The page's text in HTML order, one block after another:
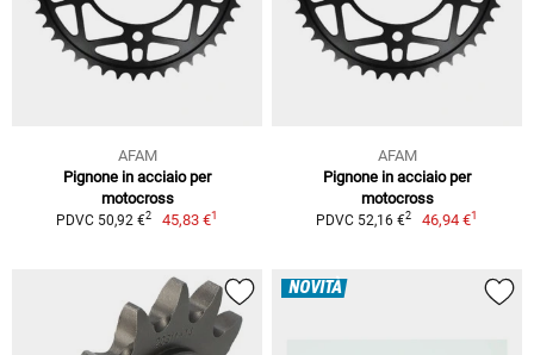
AFAM
Pignone in acciaio per
motocross
PDVC 50,92 €2 45,83 €1
AFAM
Pignone in acciaio per
motocross
PDVC 52,16 €2 46,94 €1
NOVITÀ